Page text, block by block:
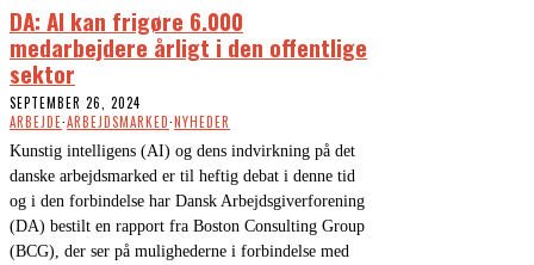
DA: AI kan frigøre 6.000
medarbejdere årligt i den offentlige
sektor
SEPTEMBER 26, 2024
ARBEJDE·ARBEJDSMARKED·NYHEDER
Kunstig intelligens (AI) og dens indvirkning på det
danske arbejdsmarked er til heftig debat i denne tid
og i den forbindelse har Dansk Arbejdsgiverforening
(DA) bestilt en rapport fra Boston Consulting Group
(BCG), der ser på mulighederne i forbindelse med